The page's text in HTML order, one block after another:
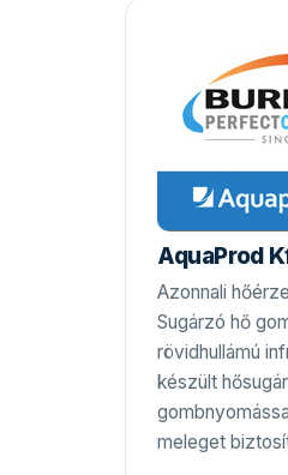
AquaProd
Azonnali
Sugárzó hő
rövidhullámú
készült
meleget